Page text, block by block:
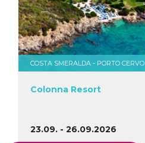
COSTA SMERALDA - PORTO CERVO
Colonna Resort
23.09. - 26.09.2026